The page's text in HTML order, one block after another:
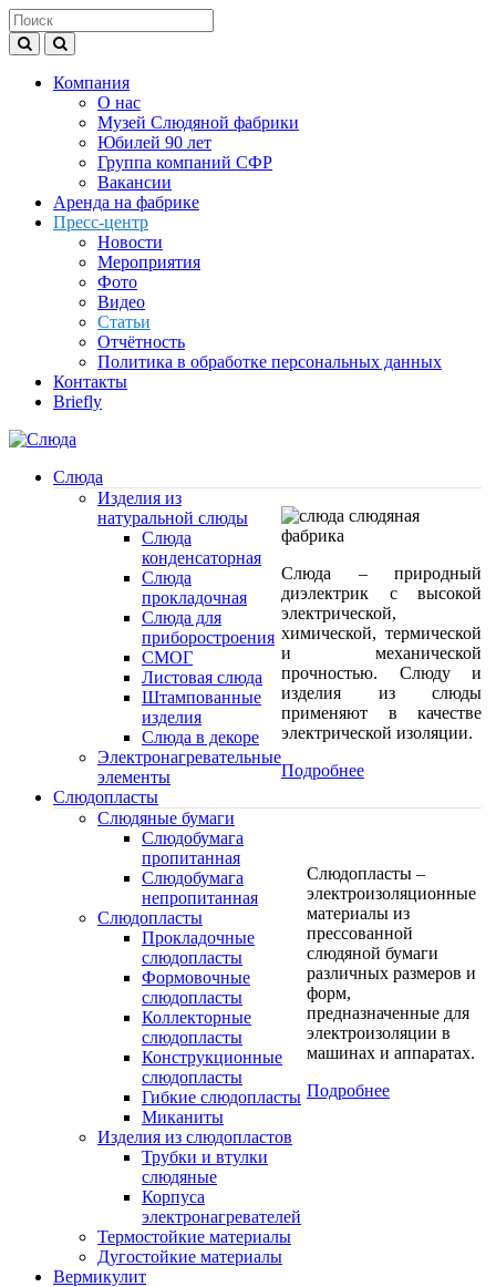
Компания
О нас
Музей Слюдяной фабрики
Юбилей 90 лет
Группа компаний СФР
Вакансии
Аренда на фабрике
Пресс-центр
Новости
Мероприятия
Фото
Видео
Статьи
Отчётность
Политика в обработке персональных данных
Контакты
Briefly
Слюда
Изделия из
натуральной слюды
Слюда
конденсаторная
Слюда
прокладочная
Cлюда для
приборостроения
СМОГ
Листовая слюда
Штампованные
изделия
Слюда в декоре
Электронагревательные
элементы
Слюда – природный
диэлектрик с высокой
электрической,
химической, термической
и механической
прочностью. Слюду и
изделия из слюды
применяют в качестве
электрической изоляции.
Подробнее
Слюдопласты
Слюдяные бумаги
Слюдобумага
пропитанная
Слюдобумага
непропитанная
Слюдопласты
Прокладочные
слюдопласты
Формовочные
слюдопласты
Коллекторные
слюдопласты
Конструкционные
слюдопласты
Гибкие слюдопласты
Миканиты
Изделия из слюдопластов
Трубки и втулки
слюдяные
Корпуса
электронагревателей
Термостойкие материалы
Дугостойкие материалы
Слюдопласты –
электроизоляционные
материалы из
прессованной
слюдяной бумаги
различных размеров и
форм,
предназначенные для
электроизоляции в
машинах и аппаратах.
Подробнее
Вермикулит